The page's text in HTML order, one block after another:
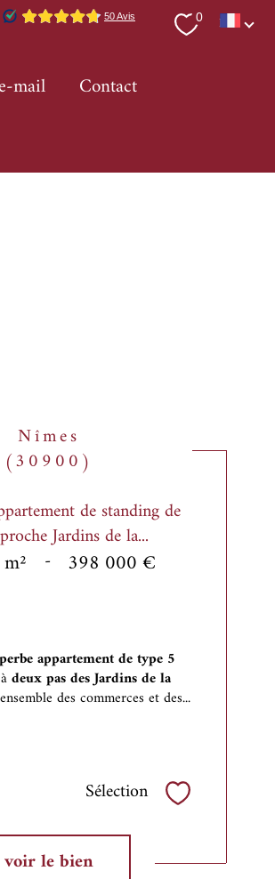
0 Langue
FR
mail contact
Nîmes
(30900)
de standing de
Jardins de la...
- 398 000 €
appartement de type 5
deux pas des Jardins de la
des commerces et des...
Sélection Sélectionner
voir le bien